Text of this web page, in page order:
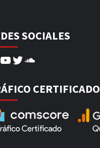
SOCIALES
YouTube
Twitter
SoundCloud
CERTIFICADO